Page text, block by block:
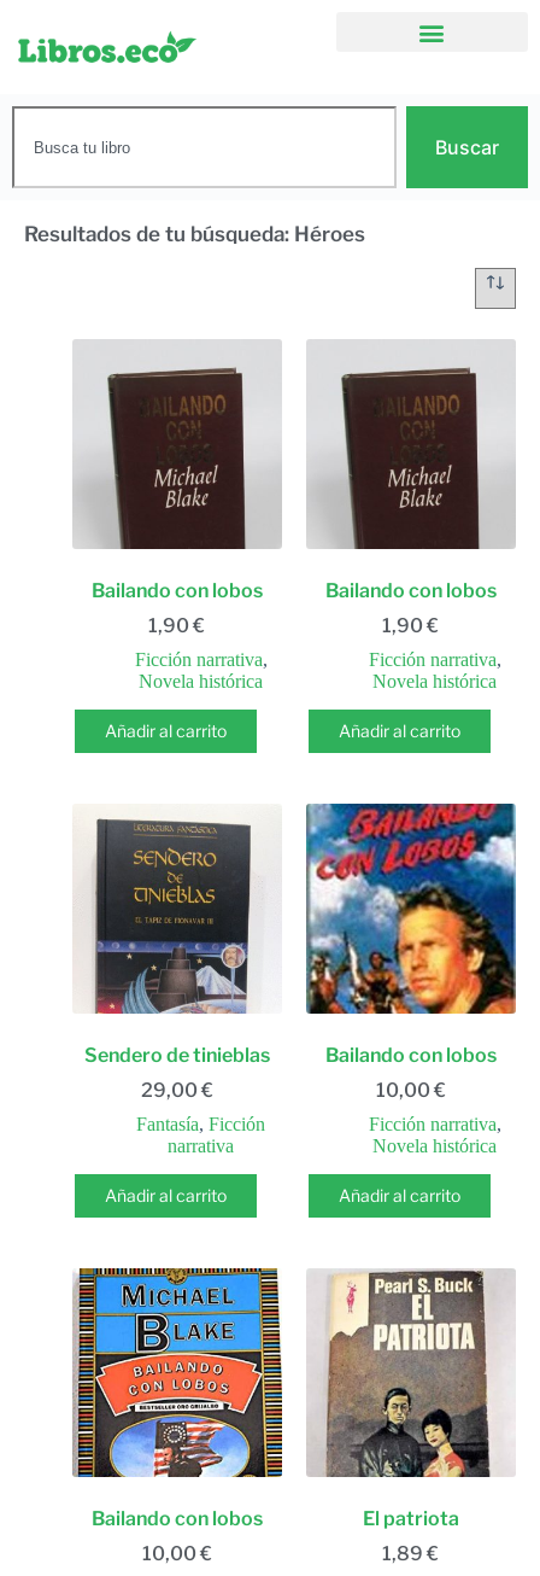
Buscar
Resultados de tu búsqueda: Héroes
Bailando con lobos
1,90€
Ficción narrativa,
Novela histórica
Añadir al carrito
Bailando con lobos
1,90€
Ficción narrativa,
Novela histórica
Añadir al carrito
Sendero de tinieblas
29,00 €
Fantasía,Ficción
narrativa
Añadir al carrito
Bailando con lobos
10,00 €
Ficción narrativa,
Novela histórica
Añadir al carrito
Bailando con lobos
10,00 €
El patriota
1,89€